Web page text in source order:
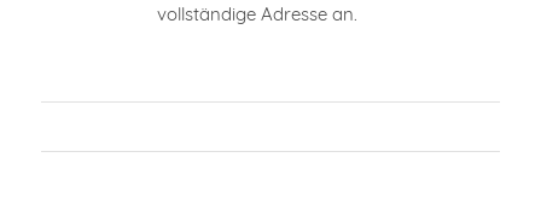
vollständige Adresse an.